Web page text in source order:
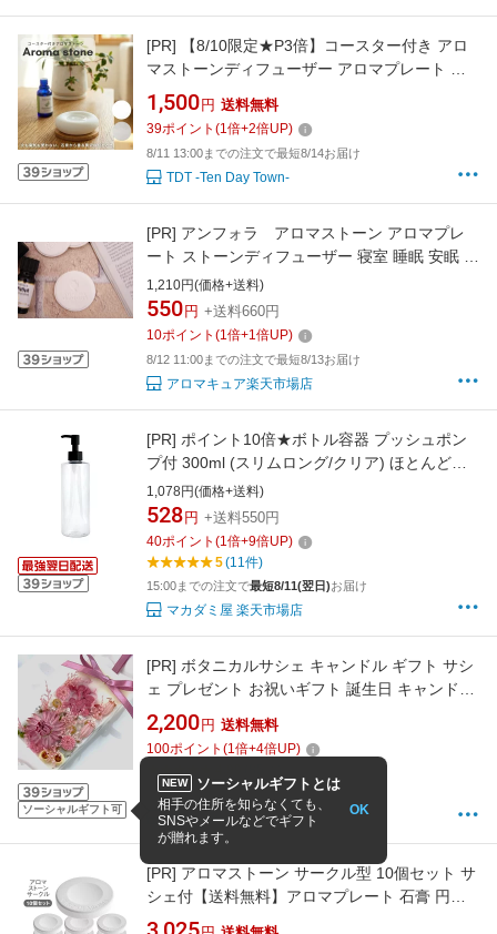
[PR]
【8/10限定★P3倍】コースター付き アロ
マストーンディフューザー アロマプレート ア
ロマ おしゃれ 愉しむ ストーン シンプル 石膏
ルームフレグランス おやすみ 気分転換 リラッ
クス
1,500 円 送料無料
39ポイント (1倍+2倍UP)
8/11 13:00までの注文で最短8/14お届け
TDT -Ten Day Town-
[PR] アンフォラ アロマストーン アロマプレ
ート ストーンディフューザー 寝室 睡眠 安眠 日
本製 アロマ 精油 アロマオイル 染み込ませる 石
1,210円(価格+送料)
550 円 +送料660円
10ポイント (1倍+1倍UP)
8/12 11:00までの注文で最短8/13お届け
アロマキュア楽天市場店
[PR] ポイント10倍★ボトル容器 プッシュポン
プ付 300ml (スリムロング/クリア) ほとんどの
洗面台の置台に丁度収まるサイズ (プラスチッ
ク/オイル対応/PET/空ボトル)
1,078円(価格+送料)
528 円 +送料550円
40ポイント (1倍+9倍UP)
5(11件)
15:00までの注文で最短8/11(翌日)お届け
マカダミ屋 楽天市場店
ソーシャルギフト可
[PR] ボタニカルサシェ キャンドル ギフト サシ
ェ プレゼント お祝いギフト 誕生日 キャンドル
おしゃれ 玄関 ろうそく アロマワックスサシェ
アロマサシェ キャンドルサシェ 火を使わない
アロマキャンドル 香り プリザーブドフラワー
ドライフラワー 箱入り お祝い返し 送料無料
2,200 円 送料無料
100ポイント (1倍+4倍UP)
3営業日以内に発送
Vin Naturel.
[PR] アロマストーン サークル型 10個セット サ
シェ付【送料無料】アロマプレート 石膏 円形
アロマグッズ アロマテラピー アロマオイル エ
NEW ソーシャルギフトとは
相手の住所を知らなくても、
SNSやメールなどでギフト
が贈れます。
OK